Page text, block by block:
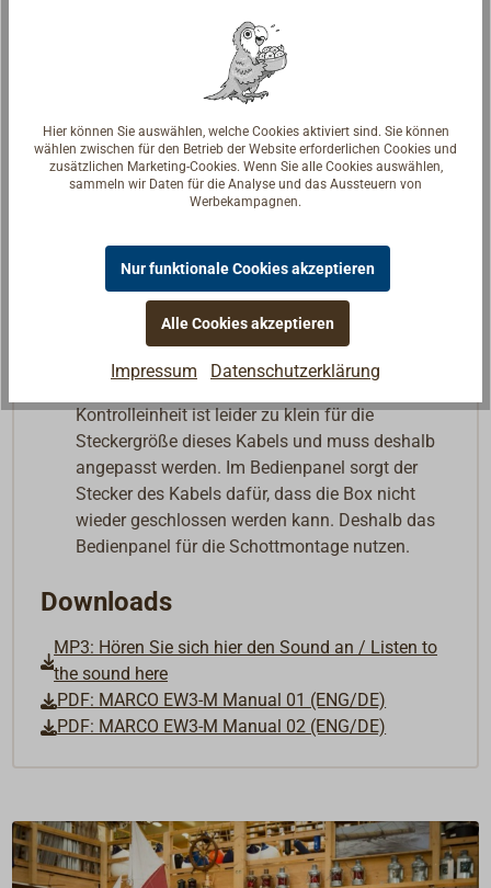
Am Schalltrichter befindet sich ein werkseitig
montiertes, ein Meter langes, verzinntes
Stromkabel mit einem Querschnitt von 2 x 1,5
mm². Um die Wasserdichtigkeit zu
gewährleisten wurde dessen
Kabelverschraubung verplombt (Öffnen der
Plombe führt zum Garantieverlust). Die
benötigte Kabellänge bis zur Kontrolleinheit
Kontrolleinheit mit Tongenerator für die unter-
Deck-Montage
Bedienpanel für die Schottmontage
5 Meter RJ45-Kabel für die Verbindung von
Bedienpanel und Kontrolleinheit.Hinweis:
Kontrolleinheit ist leider zu klein für die
Steckergröße dieses Kabels und muss deshalb
angepasst werden. Im Bedienpanel sorgt der
Stecker des Kabels dafür, dass die Box nicht
wieder geschlossen werden kann. Deshalb das
Bedienpanel für die Schottmontage nutzen.
Downloads
MP3: Hören Sie sich hier den Sound an / Listen to
the sound here
PDF: MARCO EW3-M Manual 01 (ENG/DE)
PDF: MARCO EW3-M Manual 02 (ENG/DE)
Hier können Sie auswählen, welche Cookies aktiviert sind. Sie können
wählen zwischen für den Betrieb der Website erforderlichen Cookies und
zusätzlichen Marketing-Cookies. Wenn Sie alle Cookies auswählen,
sammeln wir Daten für die Analyse und das Aussteuern von
Werbekampagnen.
Nur funktionale Cookies akzeptieren
Alle Cookies akzeptieren
Impressum Datenschutzerklärung